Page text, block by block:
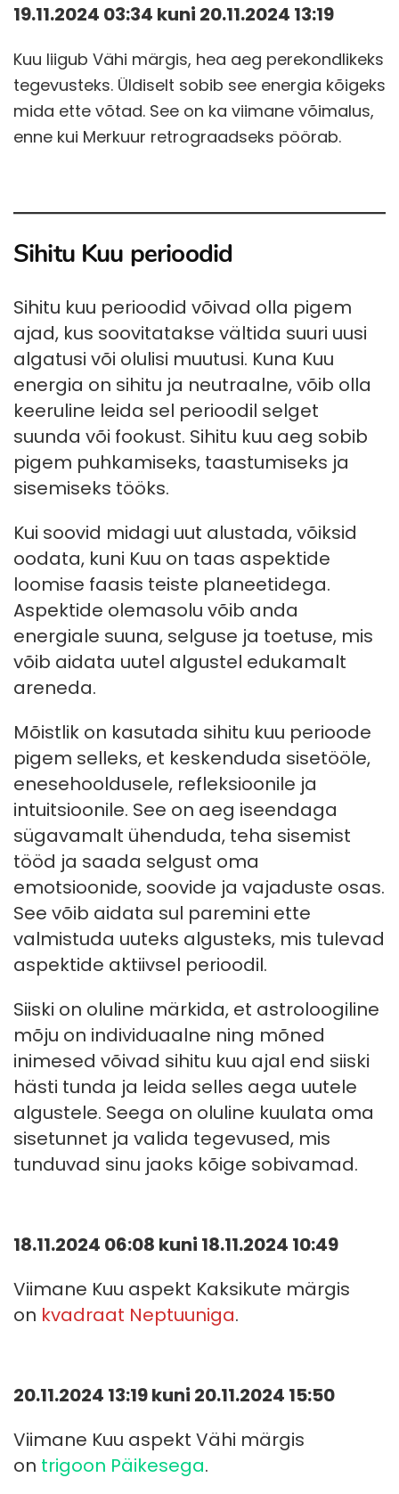
19.11.2024 03:34 kuni 20.11.2024 13:19
Kuu liigub Vähi märgis, hea aeg perekondlikeks
tegevusteks. Üldiselt sobib see energia kõigeks
mida ette võtad. See on ka viimane võimalus,
enne kui Merkuur retrograadseks pöörab.
Sihitu Kuu perioodid
Sihitu kuu perioodid võivad olla pigem
ajad, kus soovitatakse vältida suuri uusi
algatusi või olulisi muutusi. Kuna Kuu
energia on sihitu ja neutraalne, võib olla
keeruline leida sel perioodil selget
suunda või fookust. Sihitu kuu aeg sobib
pigem puhkamiseks, taastumiseks ja
sisemiseks tööks.
Kui soovid midagi uut alustada, võiksid
oodata, kuni Kuu on taas aspektide
loomise faasis teiste planeetidega.
Aspektide olemasolu võib anda
energiale suuna, selguse ja toetuse, mis
võib aidata uutel algustel edukamalt
areneda.
Mõistlik on kasutada sihitu kuu perioode
pigem selleks, et keskenduda sisetööle,
enesehooldusele, refleksioonile ja
intuitsioonile. See on aeg iseendaga
sügavamalt ühenduda, teha sisemist
tööd ja saada selgust oma
emotsioonide, soovide ja vajaduste osas.
See võib aidata sul paremini ette
valmistuda uuteks algusteks, mis tulevad
aspektide aktiivsel perioodil.
Siiski on oluline märkida, et astroloogiline
mõju on individuaalne ning mõned
inimesed võivad sihitu kuu ajal end siiski
hästi tunda ja leida selles aega uutele
algustele. Seega on oluline kuulata oma
sisetunnet ja valida tegevused, mis
tunduvad sinu jaoks kõige sobivamad.
18.11.2024 06:08 kuni 18.11.2024 10:49
Viimane Kuu aspekt Kaksikute märgis
on kvadraat Neptuuniga.
20.11.2024 13:19 kuni 20.11.2024 15:50
Viimane Kuu aspekt Vähi märgis
on trigoon Päikesega.